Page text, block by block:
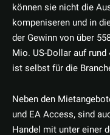
können sie nicht die
kompeniseren und in
der Gewinn von über
Mio. US-Dollar auf
ist selbst für die
Neben den
und EA Access, sind
Handel mit unter einer